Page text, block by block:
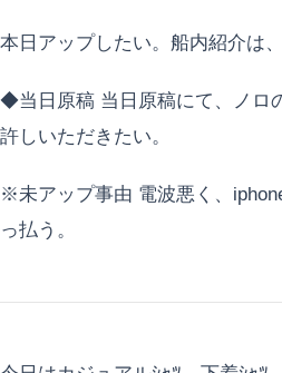
本日アップしたい。船内紹介は、
◆当日原稿 当日原稿にて、ノロ
許しいただきたい。
※未アップ事由 電波悪く、
っ払う。